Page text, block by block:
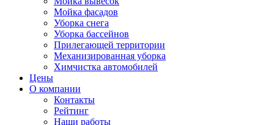
Мойка фасадов
Уборка снега
Уборка бассейнов
Прилегающей территории
Механизированная уборка
Химчистка автомобилей
Цены
О компании
Контакты
Рейтинг
Наши работы